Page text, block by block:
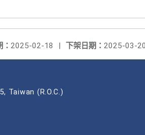
下架日期： 2025-03-20
2025-02-18 |
Taiwan (R.O.C.)